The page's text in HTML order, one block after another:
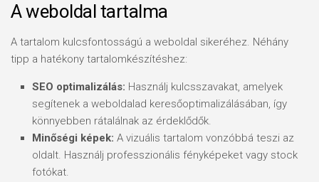
A weboldal tartalma
A tartalom kulcsfontosságú a weboldal sikeréhez. Néhány
tipp a hatékony tartalomkészítéshez:
SEO optimalizálás: Használj kulcsszavakat, amelyek
segítenek a weboldalad keresőoptimalizálásában, így
könnyebben rátalálnak az érdeklődők.
Minőségi képek: A vizuális tartalom vonzóbbá teszi az
oldalt. Használj professzionális fényképeket vagy stock
fotókat.